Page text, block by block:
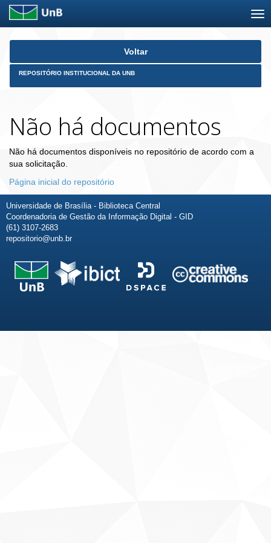
Skip
Voltar
REPOSITÓRIO INSTITUCIONAL DA UNB
Não há documentos
Não há documentos disponíveis no repositório de acordo com a
sua solicitação.
Página inicial do repositório
Universidade de Brasília - Biblioteca Central
Coordenadoria de Gestão da Informação Digital - GID
(61) 3107-2683
repositorio@unb.br